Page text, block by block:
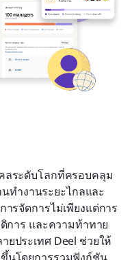
ลระดับโลกที่ครอบคลุม
ำงานระยะไกลและ
รจัดการไม่เพียงแต่การ
การ และความท้าทาย
ยประเทศ Deel ช่วยให้